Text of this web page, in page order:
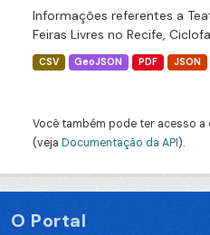
Informações referentes a
Feiras Livres no Recife,
CSV GeoJSON PDF JSON
Você também pode ter acesso
(veja Documentação da API).
O Portal